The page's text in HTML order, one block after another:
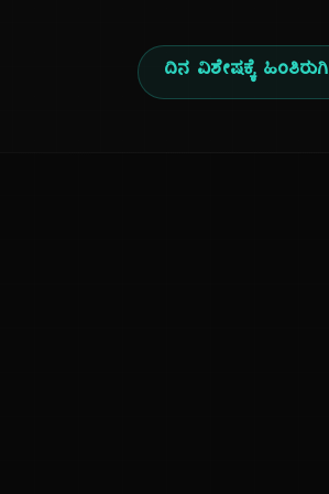
ದಿನ ವಿಶೇಷಕ್ಕೆ ಹಿಂತಿರುಗಿ